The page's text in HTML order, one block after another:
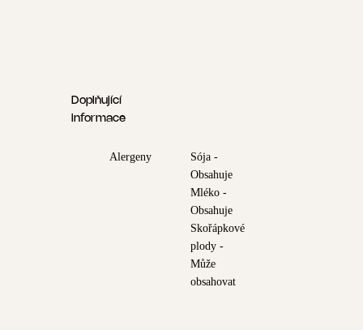
Doplňující
informace
Alergeny
Sója -
Obsahuje
Mléko -
Obsahuje
Skořápkové
plody -
Může
obsahovat